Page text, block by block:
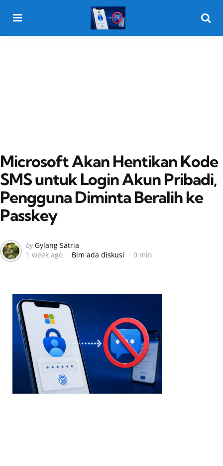
Microsoft Akan Hentikan Kode
SMS untuk Login Akun Pribadi,
Pengguna Diminta Beralih ke
Passkey
Posted
by
by Gylang Satria
1 week ago
Blm ada diskusi 0 min